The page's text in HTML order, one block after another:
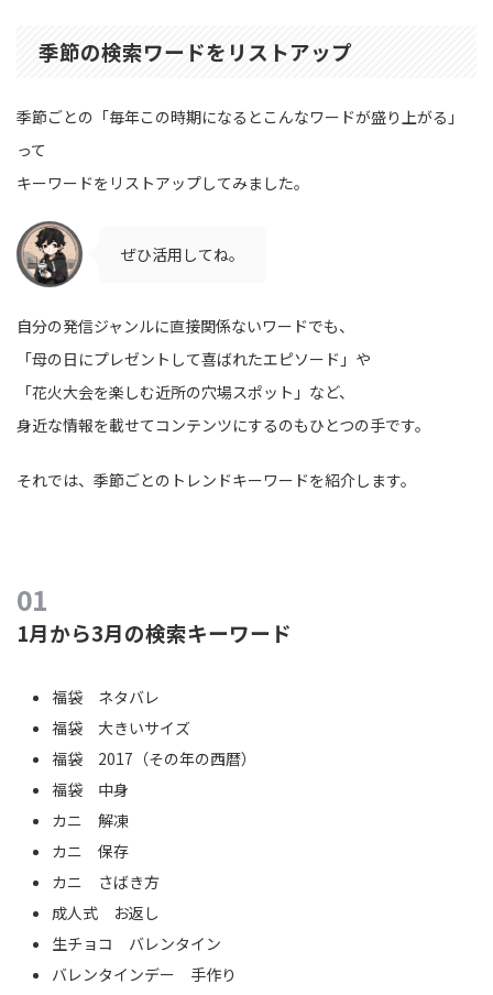
季節の検索ワードをリストアップ
季節ごとの「毎年この時期になるとこんなワードが盛り上がる」
って
キーワードをリストアップしてみました。
ぜひ活用してね。
自分の発信ジャンルに直接関係ないワードでも、
「母の日にプレゼントして喜ばれたエピソード」や
「花火大会を楽しむ近所の穴場スポット」など、
身近な情報を載せてコンテンツにするのもひとつの手です。
それでは、季節ごとのトレンドキーワードを紹介します。
1月から3月の検索キーワード
福袋 ネタバレ
福袋 大きいサイズ
福袋 2017（その年の西暦）
福袋 中身
カニ 解凍
カニ 保存
カニ さばき方
成人式 お返し
生チョコ バレンタイン
バレンタインデー 手作り